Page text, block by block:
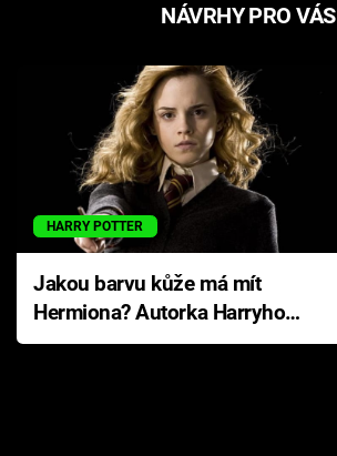
NÁVRHY PRO VÁS
HARRY POTTER
Jakou barvu kůže má mít
Hermiona? Autorka Harryho
Pottera přišla s ráznou